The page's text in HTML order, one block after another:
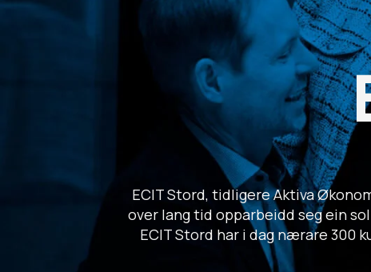
ECIT Stord, tidligere Aktiva
over lang tid opparbeidd seg ein
ECIT Stord har i dag nærare 300